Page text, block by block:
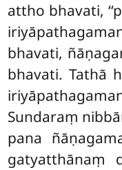
attho bhavati,
bhavati,
bhavati. Tathā
Sundaraṃ
pana
gatyatthānaṃ